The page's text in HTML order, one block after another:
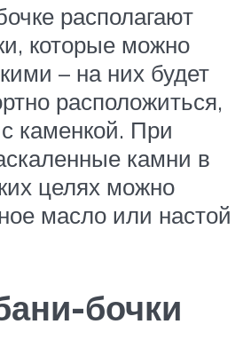
располагают
которые можно
– на них будет
расположиться,
каменкой. При
камни в
целях можно
масло или настой
бочки